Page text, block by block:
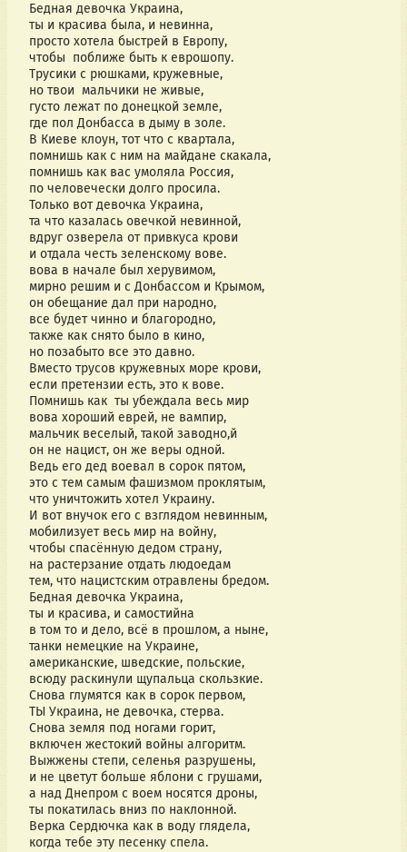
Бедная девочка Украина,
ты и красива была, и невинна,
просто хотела быстрей в Европу,
чтобы  поближе быть к еврошопу.
Трусики с рюшками, кружевные,
но твои  мальчики не живые,
густо лежат по донецкой земле,
где пол Донбасса в дыму в золе.
В Киеве клоун, тот что с квартала,
помнишь как с ним на майдане скакала,
помнишь как вас умоляла Россия,
по человечески долго просила.
Только вот девочка Украина,
та что казалась овечкой невинной,
вдруг озверела от привкуса крови
и отдала честь зеленскому вове.
вова в начале был херувимом,
мирно решим и с Донбассом и Крымом,
он обещание дал при народно,
все будет чинно и благородно,
также как снято было в кино,
но позабыто все это давно.
Вместо трусов кружевных море крови,
если претензии есть, это к вове.
Помнишь как  ты убеждала весь мир
вова хороший еврей, не вампир,
мальчик веселый, такой заводно,й
он не нацист, он же веры одной.
Ведь его дед воевал в сорок пятом,
это с тем самым фашизмом проклятым,
что уничтожить хотел Украину.
И вот внучок его с взглядом невинным,
мобилизует весь мир на войну,
чтобы спасённую дедом страну,
на растерзание отдать людоедам
тем, что нацистским отравлены бредом.
Бедная девочка Украина,
ты и красива, и самостийна
в том то и дело, всё в прошлом, а ныне,
танки немецкие на Украине,
американские, шведские, польские,
всюду раскинули щупальца скользкие.
Снова глумятся как в сорок первом,
ТЫ Украина, не девочка, стерва.
Снова земля под ногами горит,
включен жестокий войны алгоритм.
Выжжены степи, селенья разрушены,
и не цветут больше яблони с грушами,
а над Днепром с воем носятся дроны,
ты покатилась вниз по наклонной.
Верка Сердючка как в воду глядела,
когда тебе эту песенку спела.